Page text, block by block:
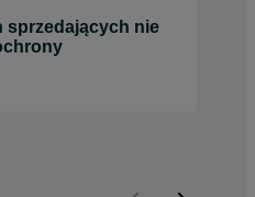
sprzedających nie